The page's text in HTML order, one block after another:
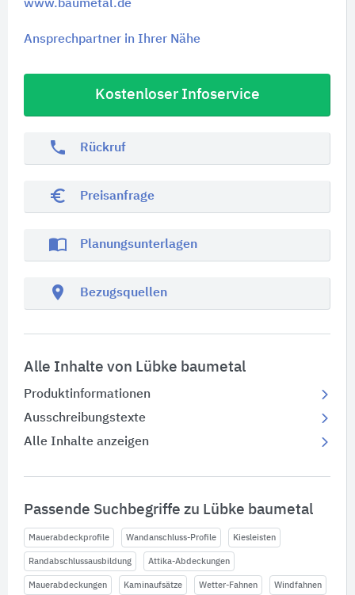
www.baumetal.de
Ansprechpartner in Ihrer Nähe
Kostenloser Infoservice
phone Rückruf
euro_symbol Preisanfrage
import_contacts Planungsunterlagen
location_on Bezugsquellen
Alle Inhalte von Lübke baumetal
Produktinformationen
Ausschreibungstexte
Alle Inhalte anzeigen
Passende Suchbegriffe zu Lübke baumetal
Mauerabdeckprofile Wandanschluss-Profile Kiesleisten
Randabschlussausbildung Attika-Abdeckungen
Mauerabdeckungen Kaminaufsätze Wetter-Fahnen Windfahnen